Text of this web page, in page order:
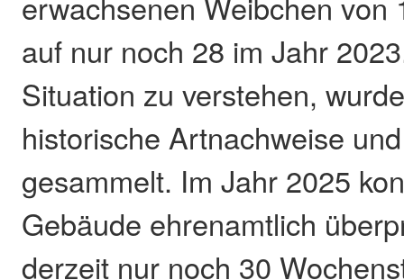
auf nur noch 28 im Jahr
Situation zu verstehen,
historische Artnachweise
gesammelt. Im Jahr 2025
Gebäude ehrenamtlich
derzeit nur noch 30